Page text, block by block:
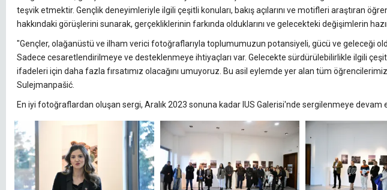
teşvik etmektir. Gençlik deneyimleriyle ilgili çeşitli konuları, bakış açılarını ve motifleri araştıran
hakkındaki görüşlerini sunarak, gerçekliklerinin farkında olduklarını ve gelecekteki değişimlerin
"Gençler, olağanüstü ve ilham verici fotoğraflarıyla toplumumuzun potansiyeli, gücü ve geleceği
Sadece cesaretlendirilmeye ve desteklenmeye ihtiyaçları var. Gelecekte sürdürülebilirlikle ilgili
ifadeleri için daha fazla fırsatımız olacağını umuyoruz. Bu asil eylemde yer alan tüm
Sulejmanpašić.
En iyi fotoğraflardan oluşan sergi, Aralık 2023 sonuna kadar IUS Galerisi'nde sergilenmeye devam